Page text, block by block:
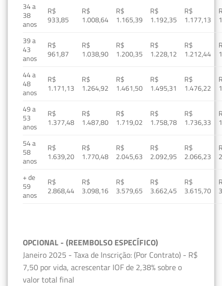
34 a
38
anos
R$
933,85
R$
1.008,64
R$
1.165,39
R$
1.192,35
R$
1.177,13
39 a
43
anos
R$
961,87
R$
1.038,90
R$
1.200,35
R$
1.228,12
R$
1.212,44
44 a
48
anos
R$
1.171,13
R$
1.264,92
R$
1.461,50
R$
1.495,31
R$
1.476,22
49 a
53
anos
R$
1.377,48
R$
1.487,80
R$
1.719,02
R$
1.758,78
R$
1.736,33
54 a
58
anos
R$
1.639,20
R$
1.770,48
R$
2.045,63
R$
2.092,95
R$
2.066,23
+ de
59
anos
R$
2.868,44
R$
3.098,16
R$
3.579,65
R$
3.662,45
R$
3.615,70
OPCIONAL - (REEMBOLSO ESPECÍFICO)
Janeiro 2025 - Taxa de Inscrição: (Por Contrato) - R$
7,50 por vida, acrescentar IOF de 2,38% sobre o
valor total final